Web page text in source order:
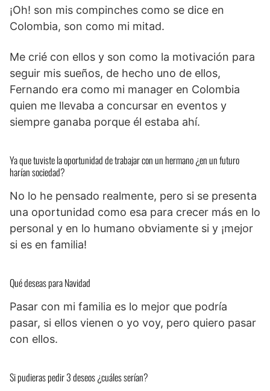
¡Oh! son mis compinches como se dice en
Colombia, son como mi mitad.
Me crié con ellos y son como la motivación para
seguir mis sueños, de hecho uno de ellos,
Fernando era como mi manager en Colombia
quien me llevaba a concursar en eventos y
siempre ganaba porque él estaba ahí.
Ya que tuviste la oportunidad de trabajar con un hermano ¿en un futuro
harían sociedad?
No lo he pensado realmente, pero si se presenta
una oportunidad como esa para crecer más en lo
personal y en lo humano obviamente si y ¡mejor
si es en familia!
Qué deseas para Navidad
Pasar con mi familia es lo mejor que podría
pasar, si ellos vienen o yo voy, pero quiero pasar
con ellos.
Si pudieras pedir 3 deseos ¿cuáles serían?